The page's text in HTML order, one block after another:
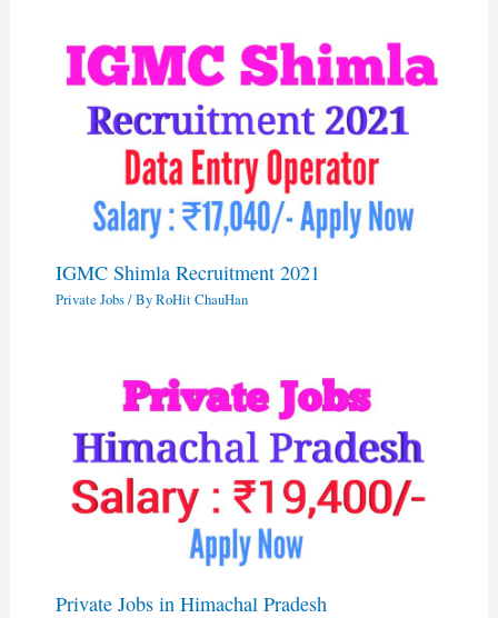
IGMC Shimla Recruitment 2021
Private Jobs/ ByRoHit ChauHan
Private Jobs in Himachal Pradesh